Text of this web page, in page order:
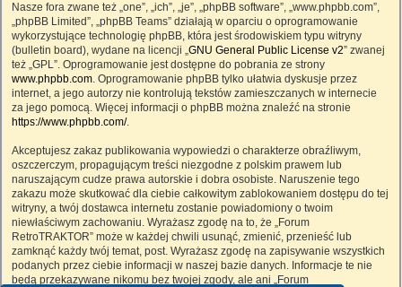
Nasze fora zwane też „one”, „ich”, „je”, „phpBB software”, „www.phpbb.com”,
„phpBB Limited”, „phpBB Teams” działają w oparciu o oprogramowanie
wykorzystujące technologię phpBB, która jest środowiskiem typu witryny
(bulletin board), wydane na licencji „GNU General Public License v2” zwanej
też „GPL”. Oprogramowanie jest dostępne do pobrania ze strony
www.phpbb.com. Oprogramowanie phpBB tylko ułatwia dyskusje przez
internet, a jego autorzy nie kontrolują tekstów zamieszczanych w internecie
za jego pomocą. Więcej informacji o phpBB można znaleźć na stronie
https://www.phpbb.com/.
Akceptujesz zakaz publikowania wypowiedzi o charakterze obraźliwym,
oszczerczym, propagującym treści niezgodne z polskim prawem lub
naruszającym cudze prawa autorskie i dobra osobiste. Naruszenie tego
zakazu może skutkować dla ciebie całkowitym zablokowaniem dostępu do tej
witryny, a twój dostawca internetu zostanie powiadomiony o twoim
niewłaściwym zachowaniu. Wyrażasz zgodę na to, że „Forum
RetroTRAKTOR” może w każdej chwili usunąć, zmienić, przenieść lub
zamknąć każdy twój temat, post. Wyrażasz zgodę na zapisywanie wszystkich
podanych przez ciebie informacji w naszej bazie danych. Informacje te nie
będą przekazywane nikomu bez twojej zgody, ale ani „Forum